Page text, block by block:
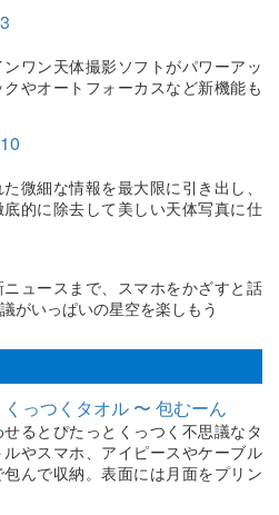
ワン天体撮影ソフトがパワーアッ
やオートフォーカスなど新機能も
微細な情報を最大限に引き出し、
的に除去して美しい天体写真に仕
ュースまで、スマホをかざすと話
がいっぱいの星空を楽しもう
っつくタオル 〜 包むーん
るとぴたっとくっつく不思議なタ
やスマホ、アイピースやケーブル
んで収納。表面には月面をプリン